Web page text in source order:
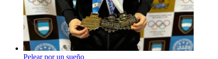
Pelear por un sueño